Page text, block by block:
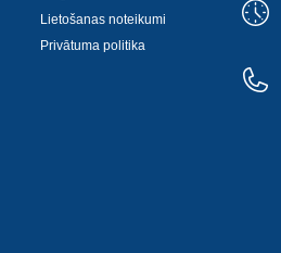
Lietošanas noteikumi
Privātuma politika